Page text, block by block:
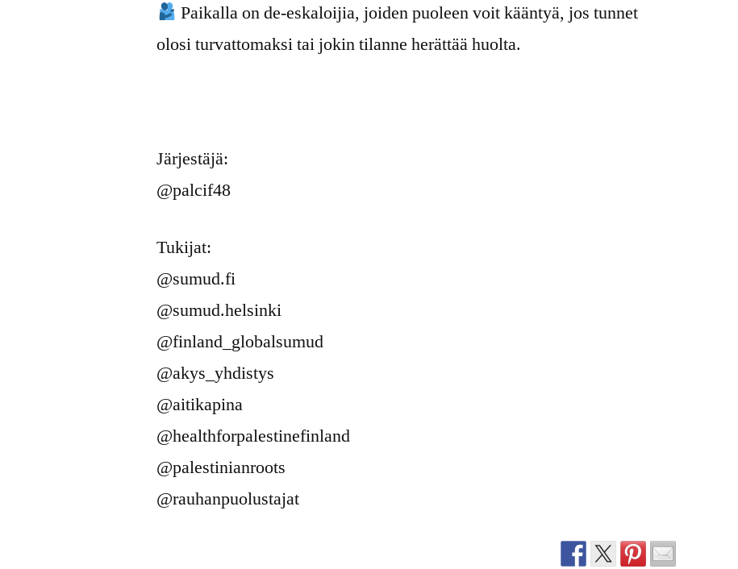
Paikalla on de-eskaloijia, joiden puoleen voit kääntyä, jos tunnet
olosi turvattomaksi tai jokin tilanne herättää huolta.
Järjestäjä:
@palcif48
Tukijat:
@sumud.fi
@sumud.helsinki
@finland_globalsumud
@akys_yhdistys
@aitikapina
@healthforpalestinefinland
@palestinianroots
@rauhanpuolustajat